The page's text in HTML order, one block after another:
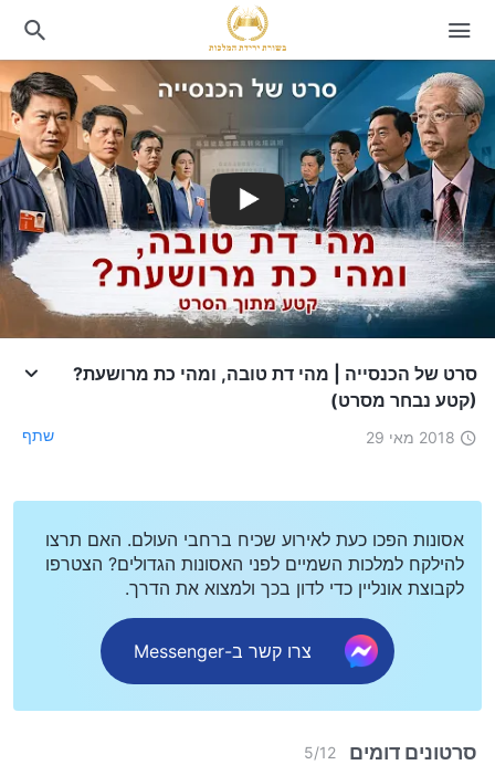
סרט של הכנסייה | מהי דת טובה, ומהי כת מרושעת?
(קטע נבחר מסרט)
2018 מאי 29 שתף
אסונות הפכו כעת לאירוע שכיח ברחבי העולם. האם תרצו
להילקח למלכות השמיים לפני האסונות הגדולים? הצטרפו
לקבוצת אונליין כדי לדון בכך ולמצוא את הדרך.
צרו קשר ב-Messenger
סרטונים דומים 5/12